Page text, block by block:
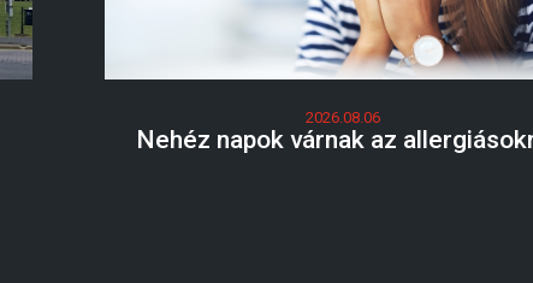
2026.08.06
Nehéz napok várnak az